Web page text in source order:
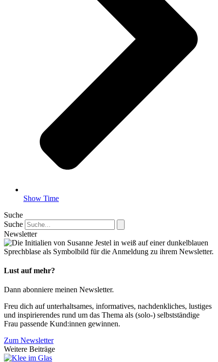
Show Time
Suche
Suche
Newsletter
Lust auf mehr?
Dann abonniere meinen News­letter.
Freu dich auf unterhaltsames, informatives, nachdenkliches, lustiges
und inspirierendes rund um das Thema als (solo-) selbstständige
Frau passende Kund:innen gewinnen.
Zum Newsletter
Weitere Beiträge